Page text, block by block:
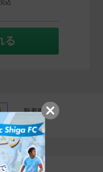
込
る
新着順